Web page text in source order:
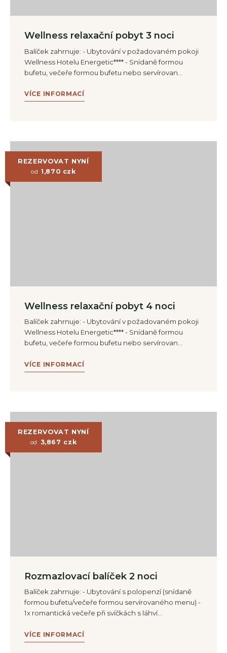
Wellness relaxační pobyt 3 noci
Balíček zahrnuje: - Ubytování v požadovaném pokoji
Wellness Hotelu Energetic**** - Snídaně formou
bufetu, večeře formou bufetu nebo servírovan…
VÍCE INFORMACÍ
REZERVOVAT NYNÍ
od 1,870 czk
Wellness relaxační pobyt 4 noci
Balíček zahrnuje: - Ubytování v požadovaném pokoji
Wellness Hotelu Energetic**** - Snídaně formou
bufetu, večeře formou bufetu nebo servírovan…
VÍCE INFORMACÍ
REZERVOVAT NYNÍ
od 3,867 czk
Rozmazlovací balíček 2 noci
Balíček zahrnuje: - Ubytování s polopenzí (snídaně
formou bufetu/večeře formou servírovaného menu) -
1x romantická večeře při svíčkách s láhví…
VÍCE INFORMACÍ